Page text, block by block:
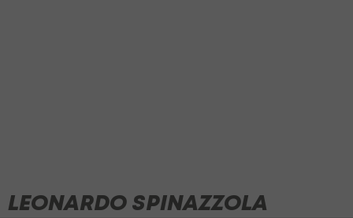
LEONARDO SPINAZZOLA